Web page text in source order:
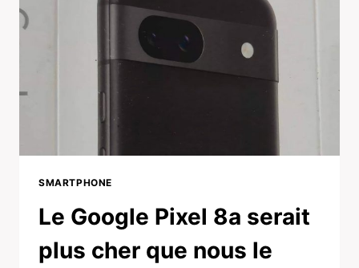
SMARTPHONE
Le Google Pixel 8a serait
plus cher que nous le